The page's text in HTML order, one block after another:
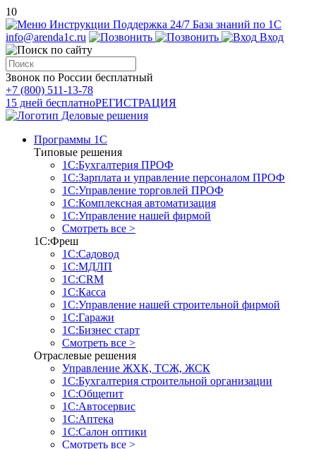
10
Инструкции Поддержка 24/7 База знаний по 1С
info@arenda1c.ru
Вход
Звонок по России бесплатный
+7 (800) 511-13-78
15 дней бесплатноРЕГИСТРАЦИЯ
Программы 1С
Типовые решения
1С:Бухгалтерия ПРОФ
1С:Зарплата и управление персоналом ПРОФ
1С:Управление торговлей ПРОФ
1С:Комплексная автоматизация
1С:Управление нашей фирмой
Смотреть все >
1С:Фреш
1С:Садовод
1С:МДЛП
1С:CRM
1С:Касса
1С:Управление нашей строительной фирмой
1С:Гаражи
1С:Бизнес старт
Смотреть все >
Отраслевые решения
Управление ЖХК, ТСЖ, ЖСК
1С:Бухгалтерия строительной организации
1С:Общепит
1С:Автосервис
1С:Аптека
1С:Салон оптики
Смотреть все >